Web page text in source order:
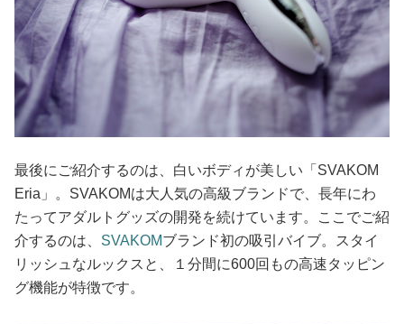
最後にご紹介するのは、白いボディが美しい「SVAKOM
Eria」。SVAKOMは大人気の高級ブランドで、長年にわ
たってアダルトグッズの開発を続けています。ここでご紹
介するのは、 SVAKOMブランド初の吸引バイブ。スタイ
リッシュなルックスと、１分間に600回もの高速タッピン
グ機能が特徴です。